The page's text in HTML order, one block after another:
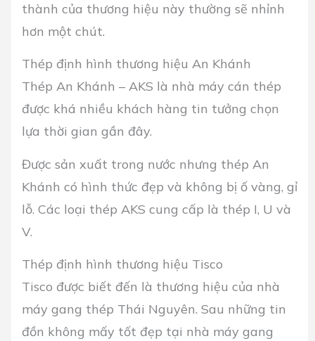
thành của thương hiệu này thường sẽ nhỉnh
hơn một chút.
Thép định hình thương hiệu An Khánh
Thép An Khánh – AKS là nhà máy cán thép
được khá nhiều khách hàng tin tưởng chọn
lựa thời gian gần đây.
Được sản xuất trong nước nhưng thép An
Khánh có hình thức đẹp và không bị ố vàng, gỉ
lỗ. Các loại thép AKS cung cấp là thép I, U và
V.
Thép định hình thương hiệu Tisco
Tisco được biết đến là thương hiệu của nhà
máy gang thép Thái Nguyên. Sau những tin
đồn không mấy tốt đẹp tại nhà máy gang